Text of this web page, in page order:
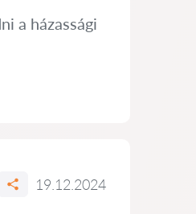
a házassági
19.12.2024